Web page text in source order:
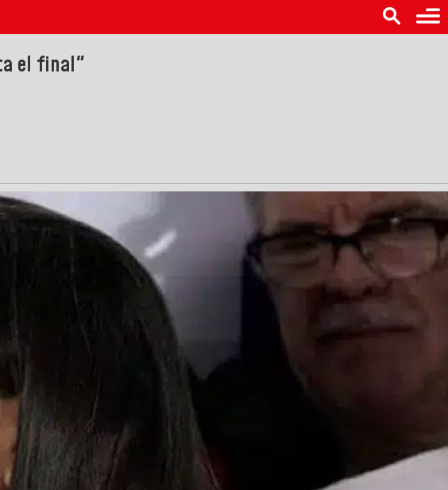
el final"